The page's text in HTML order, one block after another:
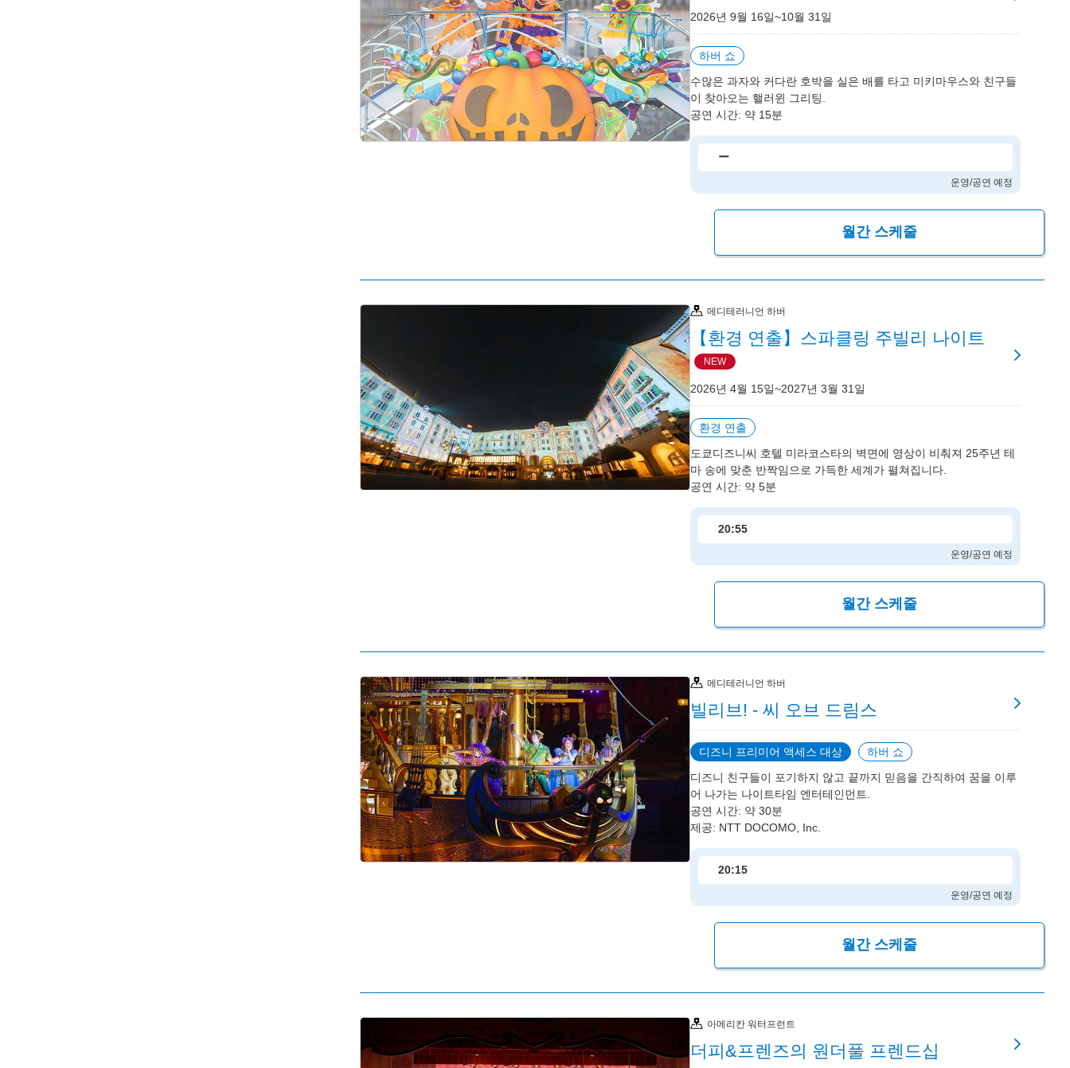
2026년 9월 16일~10월 31일
하버 쇼
수많은 과자와 커다란 호박을 실은 배를 타고 미키마우스와 친구들
이 찾아오는 핼러윈 그리팅.
공연 시간: 약 15분
ー
운영/공연 예정
월간 스케줄
메디테러니언 하버
【환경 연출】스파클링 주빌리 나이트
NEW
2026년 4월 15일~2027년 3월 31일
환경 연출
도쿄디즈니씨 호텔 미라코스타의 벽면에 영상이 비춰져 25주년 테
마 송에 맞춘 반짝임으로 가득한 세계가 펼쳐집니다.
공연 시간: 약 5분
20:55
운영/공연 예정
월간 스케줄
메디테러니언 하버
빌리브! - 씨 오브 드림스
디즈니 프리미어 액세스 대상
하버 쇼
디즈니 친구들이 포기하지 않고 끝까지 믿음을 간직하여 꿈을 이루
어 나가는 나이트타임 엔터테인먼트.
공연 시간: 약 30분
제공: NTT DOCOMO, Inc.
20:15
운영/공연 예정
월간 스케줄
아메리칸 워터프런트
더피&프렌즈의 원더풀 프렌드십